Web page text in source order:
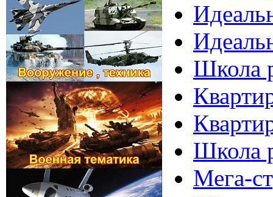
Школа
Школа
Мега-